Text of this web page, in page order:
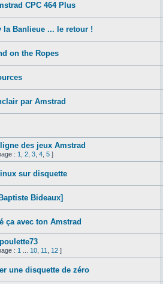
CPC 464 Plus
la Banlieue ... le retour !
on the Ropes
par Amstrad
des jeux Amstrad
: 1 2 3 4 5 ]
sur disquette
Bideaux]
ça avec ton Amstrad
: 1 10 11 12 ]
une disquette de zéro